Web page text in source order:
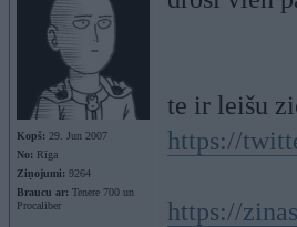
Kopš: 29. Jun 2007
No: Rīga
Ziņojumi: 9264
Braucu ar: Tenere 700 un
Procaliber
te ir leišu
https://
https://